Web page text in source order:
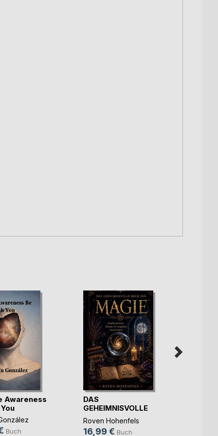
Awareness
Buch
DAS
GEHEIMNISVOLLE
BUCH DER MAGIE
Roven Hohenfels
16,99 € Buch